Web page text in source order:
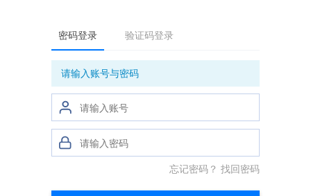
密码登录 验证码登录
请输入账号与密码
忘记密码？ 找回密码